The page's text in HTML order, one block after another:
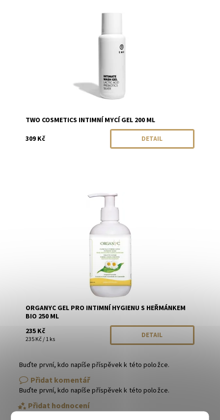
Two Cosmetics
TWO COSMETICS INTIMNÍ MYCÍ GEL 200 ML
309 Kč
DETAIL
Momentálně vyprodáno
ORGANYC GEL PRO INTIMNÍ HYGIENU S HEŘMÁNKEM
BIO 250 ML
235 Kč
235 Kč / 1 ks DETAIL
Buďte první, kdo napíše příspěvek k této položce.
Přidat komentář
Buďte první, kdo napíše příspěvek k této položce.
Přidat hodnocení